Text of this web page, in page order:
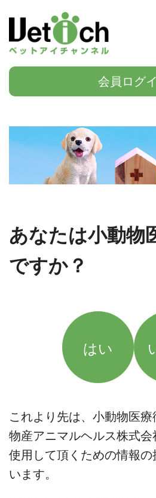
会員ログ
あなたは小動物
ですか？
はい
これより先は、小動物医療
物産アニマルヘルス株式
使用して頂くための情報
います。